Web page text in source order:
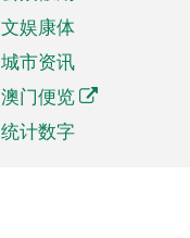
文娱康体
城市资讯
澳门便览
统计数字